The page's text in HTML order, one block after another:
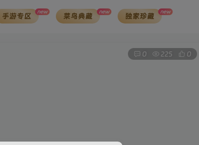
手游专区 new 菜鸟典藏 new 独家珍藏 new
0 225 0